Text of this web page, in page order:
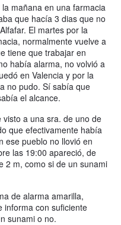
mañana en una farmacia
que hacía 3 dias que no
El martes por la
normalmente vuelve a
tiene que trabajar en
había alarma, no volvió a
en Valencia y por la
no pudo. Sí sabía que
el alcance.
a una sra. de uno de
que efectivamente había
ese pueblo no llovió en
las 19:00 apareció, de
2 m, como si de un sunami
de alarma amarilla,
informa con suficiente
sunami o no.